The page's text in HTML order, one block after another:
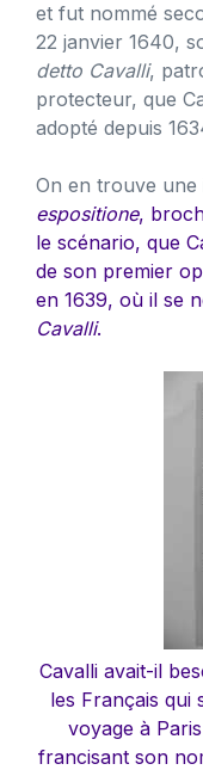
et fut nommé
22 janvier 1640,
detto Cavalli,
protecteur, que
adopté depuis
On en trouve une
espositione,
le scénario, que
de son premier
en 1639, où il se
Cavalli.
Cavalli avait-il
les Français qui
voyage à
francisant son